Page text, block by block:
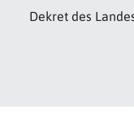
Dekret des